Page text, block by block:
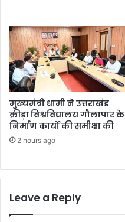
मुख्यमंत्री धामी ने उत्तराखंड
क्रीड़ा विश्वविद्यालय गौलापार के
निर्माण कार्यों की समीक्षा की
2 hours ago
Leave a Reply